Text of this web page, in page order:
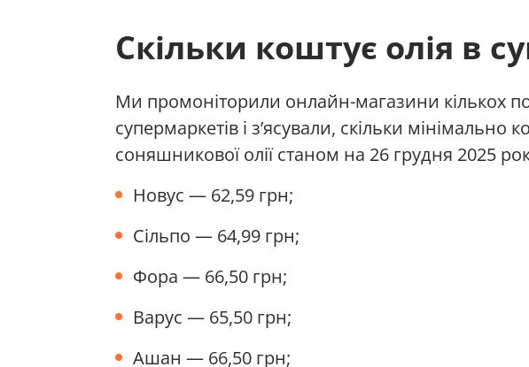
Скільки коштує олія в
Ми промоніторили онлайн-магазини кількох
супермаркетів і з’ясували, скільки
соняшникової олії станом на 26 грудня 2025
Новус — 62,59 грн;
Сільпо — 64,99 грн;
Фора — 66,50 грн;
Варус — 65,50 грн;
Ашан — 66,50 грн;